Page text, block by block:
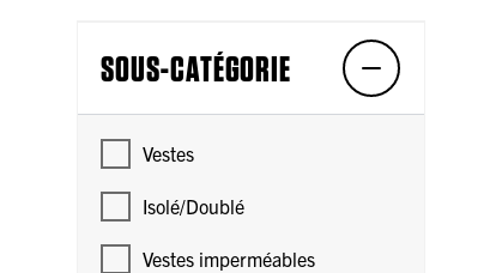
SOUS-CATÉGORIE
Vestes
Isolé/Doublé
Vestes imperméables